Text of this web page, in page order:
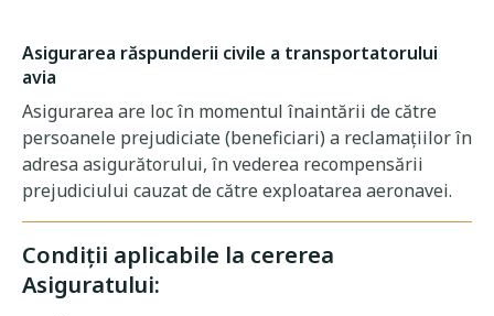
Asigurarea răspunderii civile a transportatorului
avia
Asigurarea are loc în momentul înaintării de către
persoanele prejudiciate (beneficiari) a reclamațiilor în
adresa asigurătorului, în vederea recompensării
prejudiciului cauzat de către exploatarea aeronavei.
Condiții aplicabile la cererea
Asiguratului: